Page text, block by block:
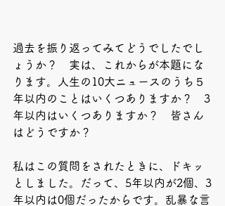
過去を振り返ってみてどうでしたでし
ょうか？　実は、これからが本題にな
ります。人生の10大ニュースのうち５
年以内のことはいくつありますか？　3
年以内はいくつありますか？　皆さん
はどうですか？
私はこの質問をされたときに、ドキッ
としました。だって、5年以内が2個、3
年以内は0個だったからです。乱暴な言